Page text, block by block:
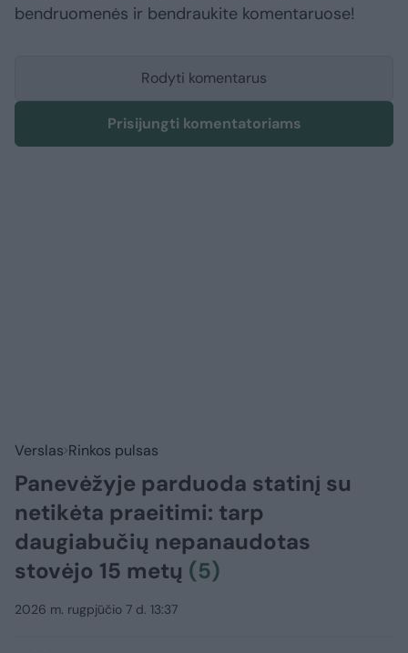
bendruomenės ir bendraukite komentaruose!
Rodyti komentarus
Prisijungti komentatoriams
Verslas Rinkos pulsas
Panevėžyje parduoda statinį su
netikėta praeitimi: tarp
daugiabučių nepanaudotas
stovėjo 15 metų (5)
2026 m. rugpjūčio 7 d. 13:37